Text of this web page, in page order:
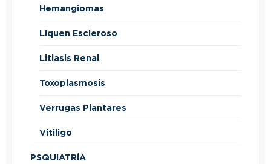
Hemangiomas
Liquen Escleroso
Litiasis Renal
Toxoplasmosis
Verrugas Plantares
Vitiligo
PSQUIATRÍA